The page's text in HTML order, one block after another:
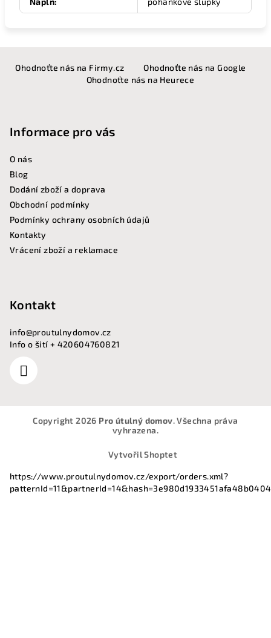
Ohodnoťte nás na Firmy.cz
Ohodnoťte nás na Google
Ohodnoťte nás na Heurece
Informace pro vás
O nás
Blog
Dodání zboží a doprava
Obchodní podmínky
Podmínky ochrany osobních údajů
Kontakty
Vrácení zboží a reklamace
Kontakt
info@proutulnydomov.cz
Info o šití + 420604760821
Copyright 2026 Pro útulný domov. Všechna práva
vyhrazena.
Vytvořil Shoptet
https://www.proutulnydomov.cz/export/orders.xml?